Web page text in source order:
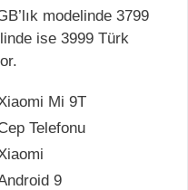
modelinde 3799
ise 3999 Türk
Mi 9T
Telefonu
9